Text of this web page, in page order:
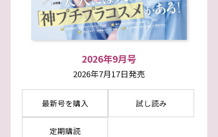
2026年9月号
2026年7月17日発売
最新号を購入 試し読み
定期購読